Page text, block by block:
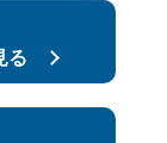
社概要
る